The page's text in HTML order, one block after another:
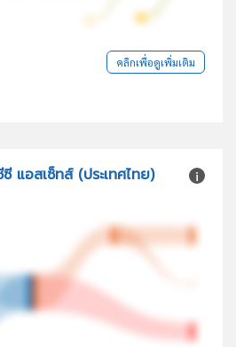
คลิกเพื่อดูเพิ่มเติม
แอสเซ็ทส์ (ประเทศไทย)